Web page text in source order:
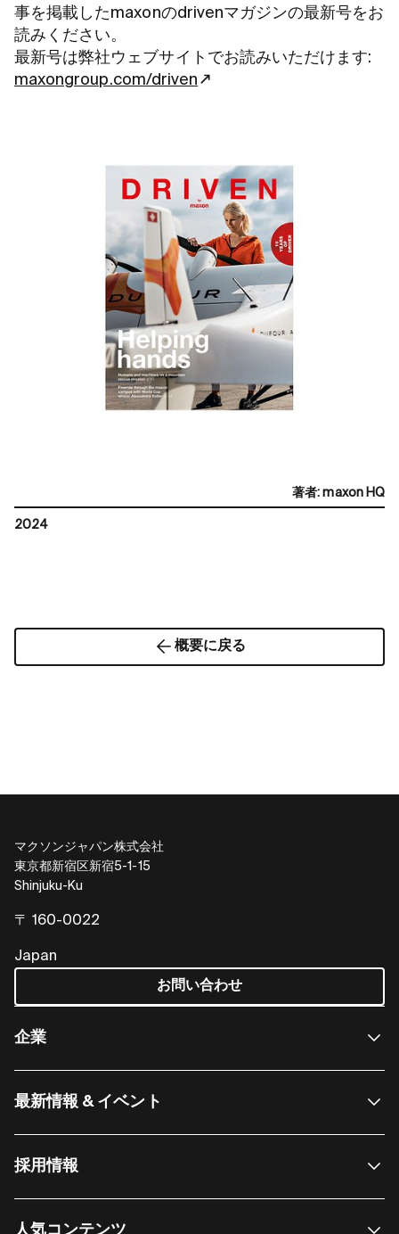
事を掲載したmaxonのdrivenマガジンの最新号をお
読みください。
最新号は弊社ウェブサイトでお読みいただけます:
maxongroup.com/driven
著者: maxon HQ
2024
概要に戻る
マクソンジャパン株式会社
東京都新宿区新宿5-1-15
Shinjuku-Ku
〒 160-0022
Japan
お問い合わせ
企業
最新情報 & イベント
採用情報
人気コンテンツ